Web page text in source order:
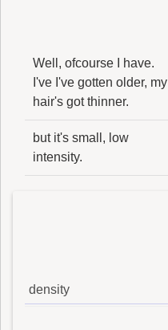
Well, ofcourse I have.
I've I've gotten older, my
hair's got thinner.
but it's small, low
intensity.
density